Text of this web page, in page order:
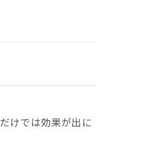
けでは効果が出に